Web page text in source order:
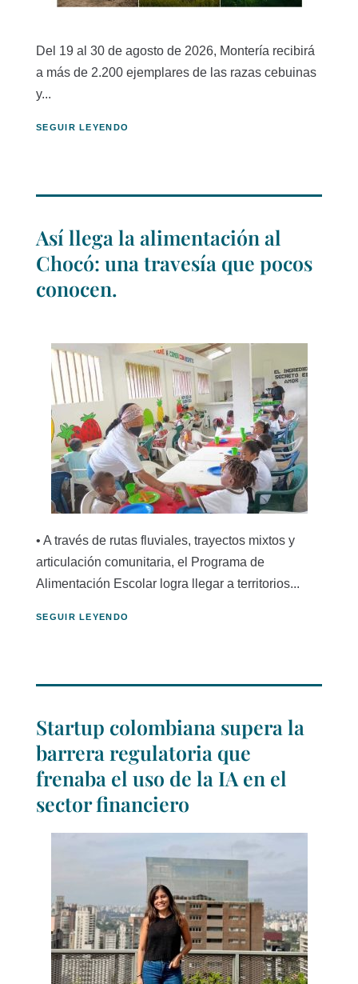
Del 19 al 30 de agosto de 2026, Montería recibirá
a más de 2.200 ejemplares de las razas cebuinas
y...
SEGUIR LEYENDO
Así llega la alimentación al
Chocó: una travesía que pocos
conocen.
• A través de rutas fluviales, trayectos mixtos y
articulación comunitaria, el Programa de
Alimentación Escolar logra llegar a territorios...
SEGUIR LEYENDO
Startup colombiana supera la
barrera regulatoria que
frenaba el uso de la IA en el
sector financiero